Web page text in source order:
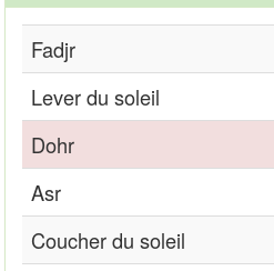
Fadjr
Lever du soleil
Dohr
Asr
Coucher du soleil